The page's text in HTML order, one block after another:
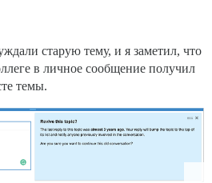
старую тему, и я заметил, что
в личное сообщение получил
темы.